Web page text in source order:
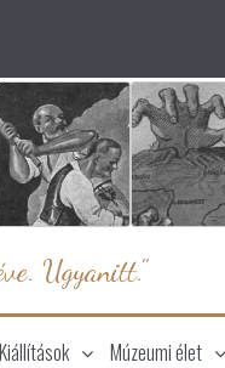
Ugyanitt."
Kiállítások Múzeumi élet